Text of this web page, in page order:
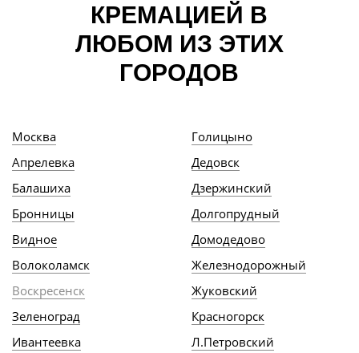
КРЕМАЦИЕЙ В
ЛЮБОМ ИЗ ЭТИХ
ГОРОДОВ
Москва
Апрелевка
Балашиха
Бронницы
Видное
Волоколамск
Воскресенск
Голицыно
Дедовск
Дзержинский
Долгопрудный
Домодедово
Железнодорожный
Жуковский
Зеленоград
Ивантеевка
Красногорск
Л.Петровский